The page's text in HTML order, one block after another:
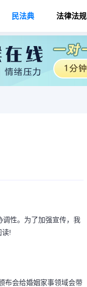
民法典 法律法规
调性。为了加强宣传，我
读!
布会给婚姻家事领域会带